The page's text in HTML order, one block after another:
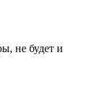
не будет и